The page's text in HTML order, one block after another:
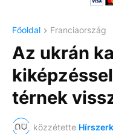
Főoldal Franciaország
Az ukrán
térnek
közzétette